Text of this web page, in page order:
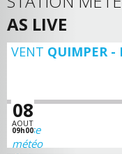
AS LIVE
VENT QUIMPER -
08
AOUT
09h00